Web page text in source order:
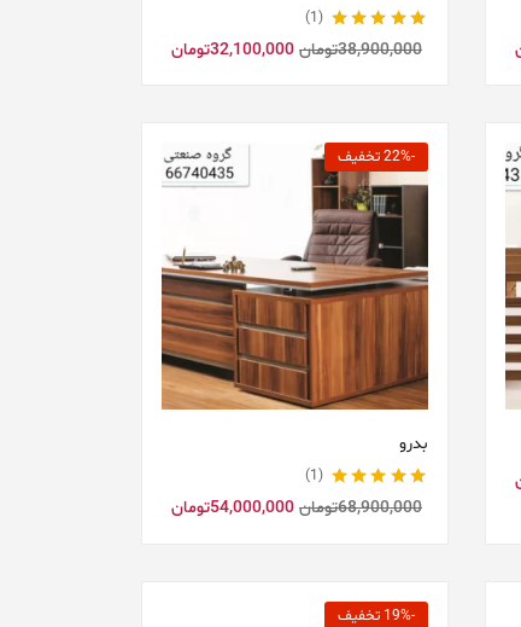
نمره 5.00 از 5
1
38,900,000تومان 32,100,000تومان
-22% تخفیف
بدرو
نمره 5.00از 5
1
68,900,000تومان 54,000,000تومان
-19% تخفیف